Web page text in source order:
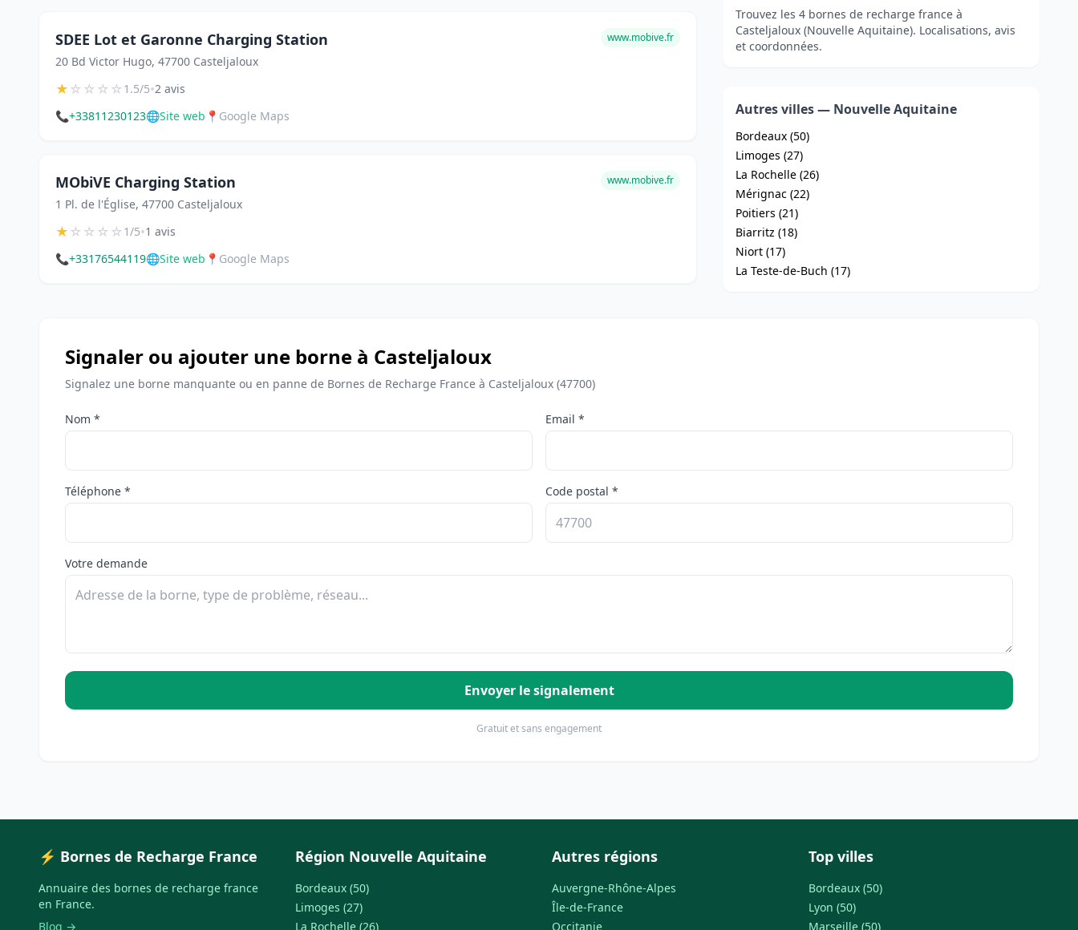
SDEE Lot et Garonne Charging Station
20 Bd Victor Hugo, 47700 Casteljaloux
www.mobive.fr
★☆☆☆☆1.5/5•2 avis
📞+33811230123🌐Site web 📍 Google Maps
MObiVE Charging Station
1 Pl. de l'Église, 47700 Casteljaloux
www.mobive.fr
★☆☆☆☆1/5•1 avis
📞+33176544119🌐Site web 📍 Google Maps
Trouvez les 4 bornes de recharge france à
Casteljaloux (Nouvelle Aquitaine). Localisations, avis
et coordonnées.
Autres villes — Nouvelle Aquitaine
Bordeaux (50)
Limoges (27)
La Rochelle (26)
Mérignac (22)
Poitiers (21)
Biarritz (18)
Niort (17)
La Teste-de-Buch (17)
Signaler ou ajouter une borne à Casteljaloux
Signalez une borne manquante ou en panne de Bornes de Recharge France à Casteljaloux (47700)
Nom * Email *
Téléphone * Code postal *
Votre demande
Envoyer le signalement
Gratuit et sans engagement
⚡ Bornes de Recharge France
Annuaire des bornes de recharge france
en France.
Blog →
Région Nouvelle Aquitaine
Bordeaux (50)
Limoges (27)
La Rochelle (26)
Autres régions
Auvergne-Rhône-Alpes
Île-de-France
Occitanie
Top villes
Bordeaux (50)
Lyon (50)
Marseille (50)